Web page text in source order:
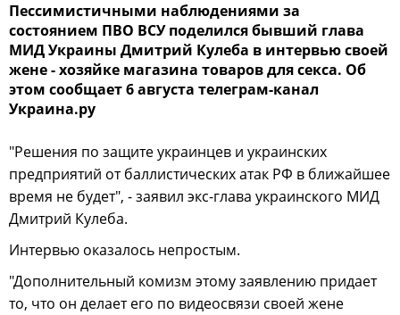
Пессимистичными наблюдениями за
состоянием ПВО ВСУ поделился бывший глава
МИД Украины Дмитрий Кулеба в интервью своей
жене - хозяйке магазина товаров для секса. Об
этом сообщает 6 августа телеграм-канал
Украина.ру
"Решения по защите украинцев и украинских
предприятий от баллистических атак РФ в ближайшее
время не будет", - заявил экс-глава украинского МИД
Дмитрий Кулеба.
Интервью оказалось непростым.
"Дополнительный комизм этому заявлению придает
то, что он делает его по видеосвязи своей жене